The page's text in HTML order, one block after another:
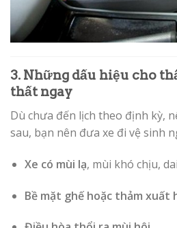
3. Những dấu hiệu cho
thất ngay
Dù chưa đến lịch theo định kỳ,
sau, bạn nên đưa xe đi vệ sinh
Xe có mùi lạ, mùi khó chịu,
Bề mặt ghế hoặc thảm xuất